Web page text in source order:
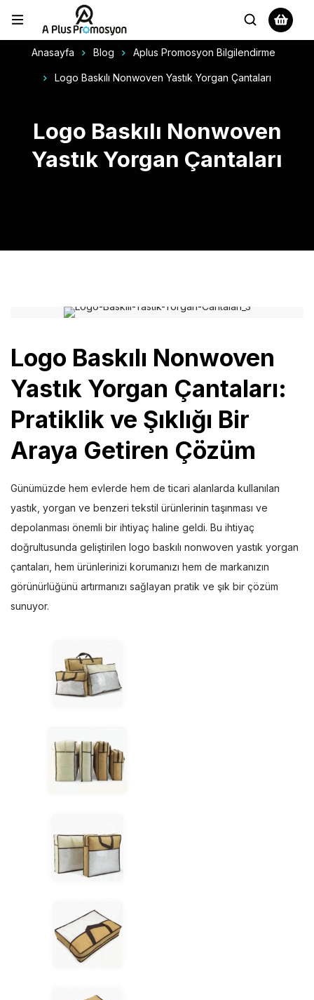
Anasayfa Blog Aplus Promosyon Bilgilendirme
Logo Baskılı Nonwoven Yastık Yorgan Çantaları
Logo Baskılı Nonwoven
Yastık Yorgan Çantaları
Logo Baskılı Nonwoven
Yastık Yorgan Çantaları:
Pratiklik ve Şıklığı Bir
Araya Getiren Çözüm
Günümüzde hem evlerde hem de ticari alanlarda kullanılan
yastık, yorgan ve benzeri tekstil ürünlerinin taşınması ve
depolanması önemli bir ihtiyaç haline geldi. Bu ihtiyaç
doğrultusunda geliştirilen logo baskılı nonwoven yastık yorgan
çantaları, hem ürünlerinizi korumanızı hem de markanızın
görünürlüğünü artırmanızı sağlayan pratik ve şık bir çözüm
sunuyor.